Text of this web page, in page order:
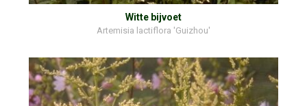
Witte bijvoet
Artemisia lactiflora 'Guizhou'